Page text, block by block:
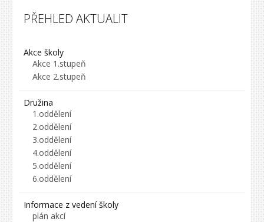
PŘEHLED AKTUALIT
Akce školy
Akce 1.stupeň
Akce 2.stupeň
Družina
1.oddělení
2.oddělení
3.oddělení
4.oddělení
5.oddělení
6.oddělení
Informace z vedení školy
plán akcí